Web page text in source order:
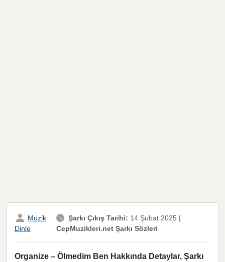
Müzik
Dinle
Şarkı Çıkış Tarihi: 14 Şubat 2025 |
CepMuzikleri.net Şarkı Sözleri
Organize – Ölmedim Ben Hakkında Detaylar, Şarkı